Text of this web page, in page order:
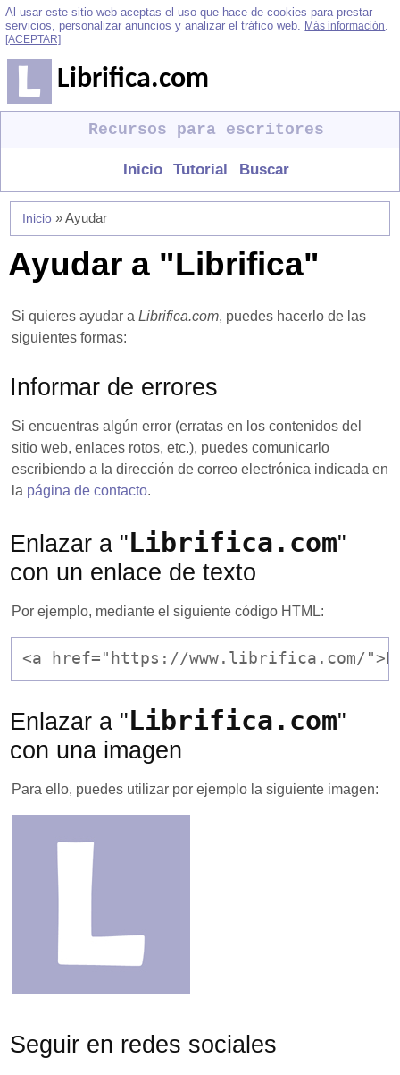
Al usar este sitio web aceptas el uso que hace de cookies para prestar
servicios, personalizar anuncios y analizar el tráfico web. Más información.
[ACEPTAR]
Librifica.com
Recursos para escritores
Inicio Tutorial Buscar
Inicio» Ayudar
Ayudar a "Librifica"
Si quieres ayudar a Librifica.com, puedes hacerlo de las
siguientes formas:
Informar de errores
Si encuentras algún error (erratas en los contenidos del
sitio web, enlaces rotos, etc.), puedes comunicarlo
escribiendo a la dirección de correo electrónica indicada en
la página de contacto.
Enlazar a "Librifica.com"
con un enlace de texto
Por ejemplo, mediante el siguiente código HTML:
<a href="https://www.librifica.com/
Enlazar a "Librifica.com"
con una imagen
Para ello, puedes utilizar por ejemplo la siguiente imagen:
Seguir en redes sociales